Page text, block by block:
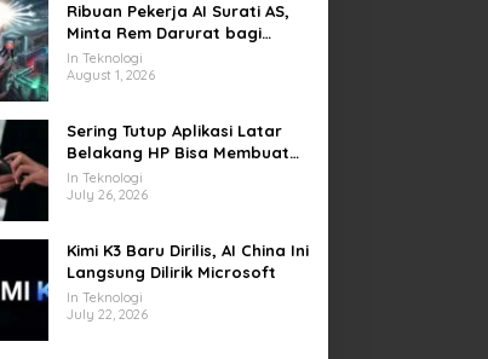
Ribuan Pekerja AI Surati AS,
Minta Rem Darurat bagi
Teknologi Canggih
In Teknologi
August 1, 2026
Sering Tutup Aplikasi Latar
Belakang HP Bisa Membuat
Baterai Lebih Boros
In Teknologi
July 26, 2026
Kimi K3 Baru Dirilis, AI China Ini
Langsung Dilirik Microsoft
In Teknologi
July 22, 2026